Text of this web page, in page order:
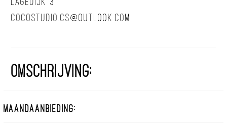
cocostudio.cs@outlook.com
Omschrijving:
Maandaanbieding: